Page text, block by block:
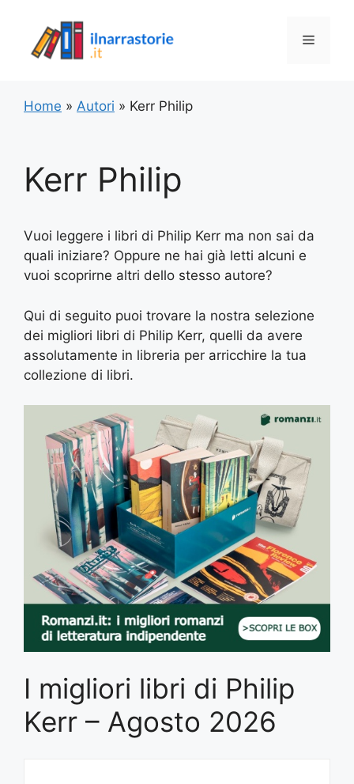
contenuto
Menu
Home » Autori » Kerr Philip
Kerr Philip
Vuoi leggere i libri di Philip Kerr ma non sai da
quali iniziare? Oppure ne hai già letti alcuni e
vuoi scoprirne altri dello stesso autore?
Qui di seguito puoi trovare la nostra selezione
dei migliori libri di Philip Kerr, quelli da avere
assolutamente in libreria per arricchire la tua
collezione di libri.
I migliori libri di Philip
Kerr – Agosto 2026